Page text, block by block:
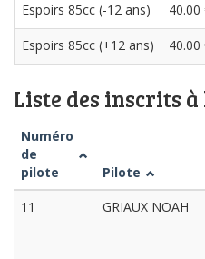
Espoirs 85cc (-12 ans) 40.00
Espoirs 85cc (+12 ans) 40.00
Liste des inscrits à
Numéro
de
pilote
Pilote
11
GRIAUX NOAH